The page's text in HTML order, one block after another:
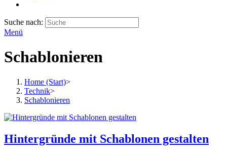
Suche nach:
Menü
Schablonieren
Home (Start)>
Technik>
Schablonieren
Hintergründe mit Schablonen gestalten